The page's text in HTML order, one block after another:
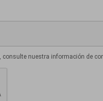
consulte nuestra información de